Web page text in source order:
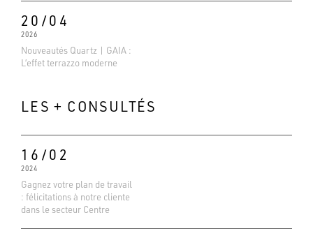
20/04
2026
Nouveautés Quartz | GAIA :
L’effet terrazzo moderne
LES + CONSULTÉS
16/02
2024
Gagnez votre plan de travail
: félicitations à notre cliente
dans le secteur Centre